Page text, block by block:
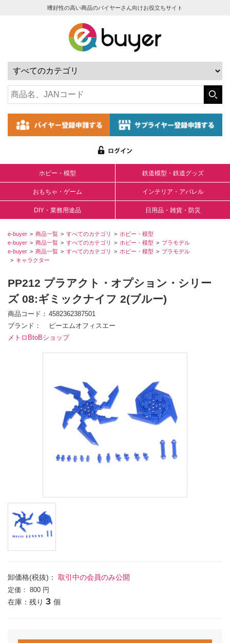
嗜好性の高い商品のバイヤーさん向けお役立ちサイト
ホビー・模型 鉄道模型・鉄道グッズ
おもちゃ・ゲーム インテリア・アパレル
DIY・業務用途品 日用品・雑貨・防災
e-buyer 商品一覧 すべてのカテゴリ
ホビー・模型
e-buyer
商品一覧 すべてのカテゴリ ホビー・模型
プラモデル
e-buyer
商品一覧 すべてのカテゴリ ホビー・模型
プラモデル
キャラクター
PP212 プラアクト・オプション・シリー
ズ 08:ギミックナイフ 2(ブルー)
商品コード
4582362387501
ブランド
ピーエムオフィスエー
メトロBtoBショップ
卸価格(税抜)： 取引中の会員のみ公開
定価： 800 円
在庫：残り 3 個